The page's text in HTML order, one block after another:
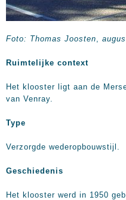
Foto: Thomas Joosten,
Ruimtelijke context
Het klooster ligt aan de
van Venray.
Type
Verzorgde wederopbouwstijl.
Geschiedenis
Het klooster werd in 1950